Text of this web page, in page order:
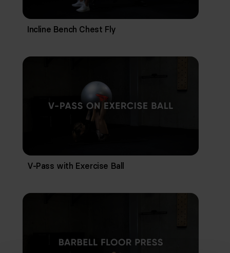
Incline Bench Chest Fly
V-Pass with Exercise Ball